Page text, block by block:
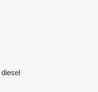
diesel